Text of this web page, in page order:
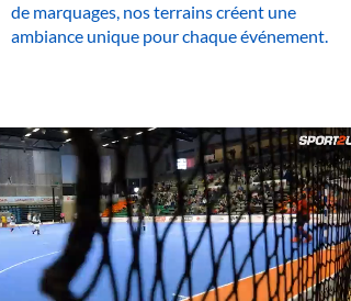
de marquages, nos terrains créent une
ambiance unique pour chaque événement.